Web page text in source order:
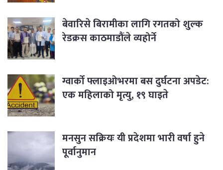
बेवारिसे बिरामीका लागि रगतको शुल्क
रेडक्रस काठमाडौंले व्यहोर्ने
ग्वार्को फ्लाइओभरमा बस दुर्घटना अपडेट:
एक महिलाको मृत्यु, १९ घाइते
मनसुन सक्रियः यी प्रदेशमा भारी वर्षा हुने
पूर्वानुमान